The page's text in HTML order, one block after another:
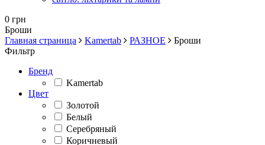
0 грн
Броши
Главная страница
Kamertab РАЗНОЕ
Броши
Фильтр
Бренд
Kamertab
Цвет
Золотой
Белый
Серебряный
Коричневый